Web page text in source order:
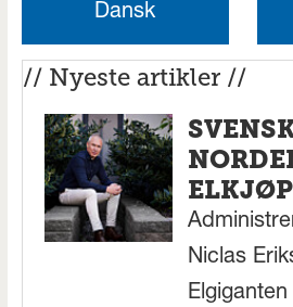
Dansk
// Nyeste artikler //
ELKJØP
Niclas